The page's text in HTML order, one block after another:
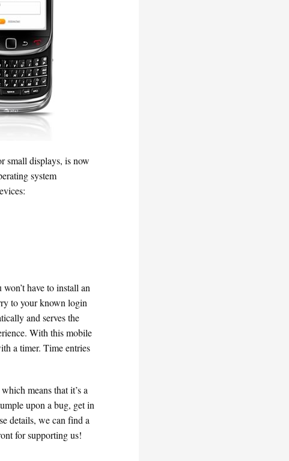
small displays, is now
system
have to install an
to your known login
and serves the
With this mobile
a timer. Time entries
means that it’s a
upon a bug, get in
details, we can find a
for supporting us!